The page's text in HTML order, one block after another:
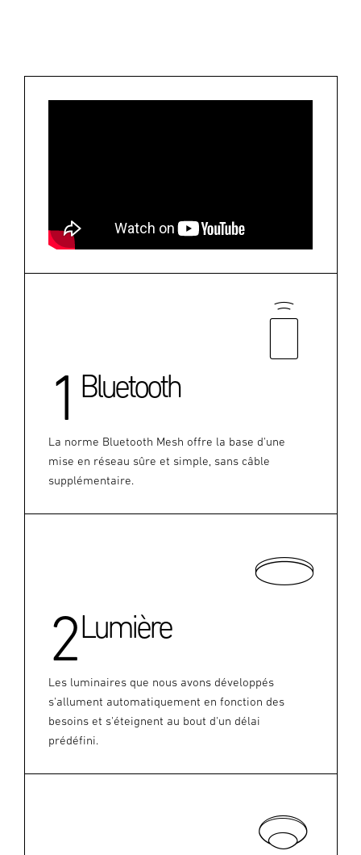
1 Bluetooth
La norme Bluetooth Mesh offre la base d'une
mise en réseau sûre et simple, sans câble
supplémentaire.
2Lumière
Les luminaires que nous avons développés
s'allument automatiquement en fonction des
besoins et s'éteignent au bout d'un délai
prédéfini.